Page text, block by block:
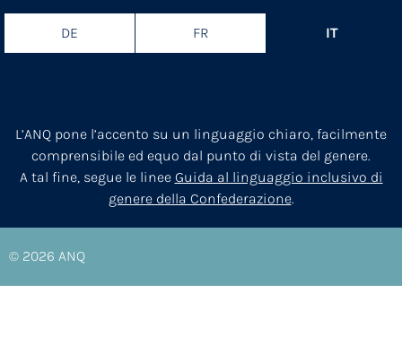
DE FR IT
L’ANQ pone l’accento su un linguaggio chiaro, facilmente
comprensibile ed equo dal punto di vista del genere.
A tal fine, segue le linee Guida al linguaggio inclusivo di
genere della Confederazione.
© 2026 ANQ